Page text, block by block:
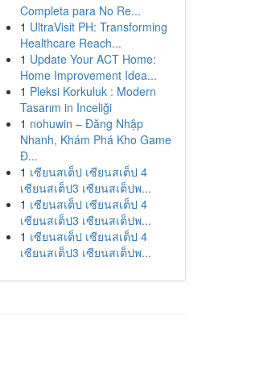
Completa para No Re...
1 UltraVisit PH: Transforming
Healthcare Reach...
1 Update Your ACT Home:
Home Improvement Idea...
1 Pleksi Korkuluk : Modern
Tasarım in Inceliği
1 nohuwin – Đăng Nhập
Nhanh, Khám Phá Kho Game
Đ...
1 เซียนสเต็ป เซียนสเต็ป 4
เซียนสเต็ป3 เซียนสเต็ปพ...
1 เซียนสเต็ป เซียนสเต็ป 4
เซียนสเต็ป3 เซียนสเต็ปพ...
1 เซียนสเต็ป เซียนสเต็ป 4
เซียนสเต็ป3 เซียนสเต็ปพ...